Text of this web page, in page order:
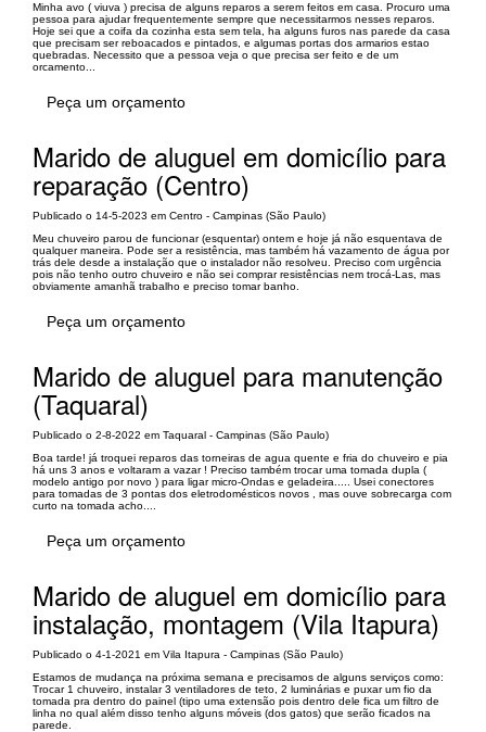
Minha avo ( viuva ) precisa de alguns reparos a serem feitos em casa. Procuro uma
pessoa para ajudar frequentemente sempre que necessitarmos nesses reparos.
Hoje sei que a coifa da cozinha esta sem tela, ha alguns furos nas parede da casa
que precisam ser reboacados e pintados, e algumas portas dos armarios estao
quebradas. Necessito que a pessoa veja o que precisa ser feito e de um
orcamento...
Peça um orçamento
Marido de aluguel em domicílio para
reparação (Centro)
Publicado o 14-5-2023 em Centro - Campinas (São Paulo)
Meu chuveiro parou de funcionar (esquentar) ontem e hoje já não esquentava de
qualquer maneira. Pode ser a resistência, mas também há vazamento de água por
trás dele desde a instalação que o instalador não resolveu. Preciso com urgência
pois não tenho outro chuveiro e não sei comprar resistências nem trocá-Las, mas
obviamente amanhã trabalho e preciso tomar banho.
Peça um orçamento
Marido de aluguel para manutenção
(Taquaral)
Publicado o 2-8-2022 em Taquaral - Campinas (São Paulo)
Boa tarde! já troquei reparos das torneiras de agua quente e fria do chuveiro e pia
há uns 3 anos e voltaram a vazar ! Preciso também trocar uma tomada dupla (
modelo antigo por novo ) para ligar micro-Ondas e geladeira..... Usei conectores
para tomadas de 3 pontas dos eletrodomésticos novos , mas ouve sobrecarga com
curto na tomada acho....
Peça um orçamento
Marido de aluguel em domicílio para
instalação, montagem (Vila Itapura)
Publicado o 4-1-2021 em Vila Itapura - Campinas (São Paulo)
Estamos de mudança na próxima semana e precisamos de alguns serviços como:
Trocar 1 chuveiro, instalar 3 ventiladores de teto, 2 luminárias e puxar um fio da
tomada pra dentro do painel (tipo uma extensão pois dentro dele fica um filtro de
linha no qual além disso tenho alguns móveis (dos gatos) que serão ficados na
parede.